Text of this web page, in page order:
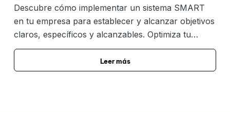
Descubre cómo implementar un sistema SMART
en tu empresa para establecer y alcanzar objetivos
claros, específicos y alcanzables. Optimiza tu…
Leer más